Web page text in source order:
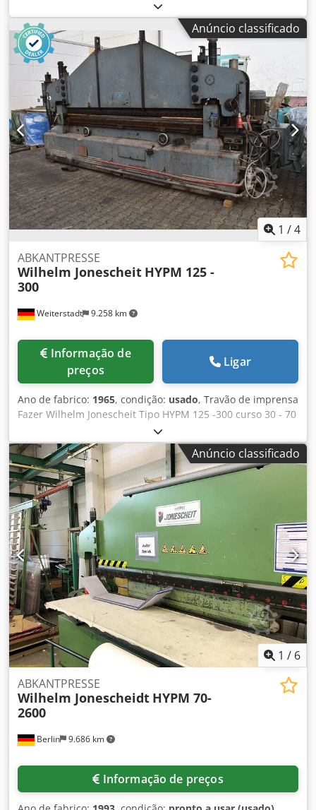
Potência total necessária kW Peso da máquina aprox. 4,3
toneladas Dimensões da máquina C x L x A 4,45 x 1,30 x
2,53 m Crodpfxjtqqqis Apmjf Acessórios: Ferramenta
superior e inferior (segmentos cada) 2500 mm de
comprimento, 2 segmentos de ferramenta superior á 835
mm, calibre traseiro
Anúncio classificado
1 /4
Weiterstadt 9.258 km
ABKANTPRESSE
Wilhelm Jonescheit HYPM 125 -
300
preços
Ligar
Ano de fabrico: 1965, condição: usado, Travão de imprensa
Fazer Wilhelm Jonescheit Tipo HYPM 125 -300 curso 30 - 70
mm Cjdpfx Asillxyepmsrf pressão 125 t Peso 9150 kg
Anúncio classificado
1 / 6
Berlin 9.686 km
ABKANTPRESSE
Wilhelm Jonescheidt HYPM 70-
2600
Informação de preços